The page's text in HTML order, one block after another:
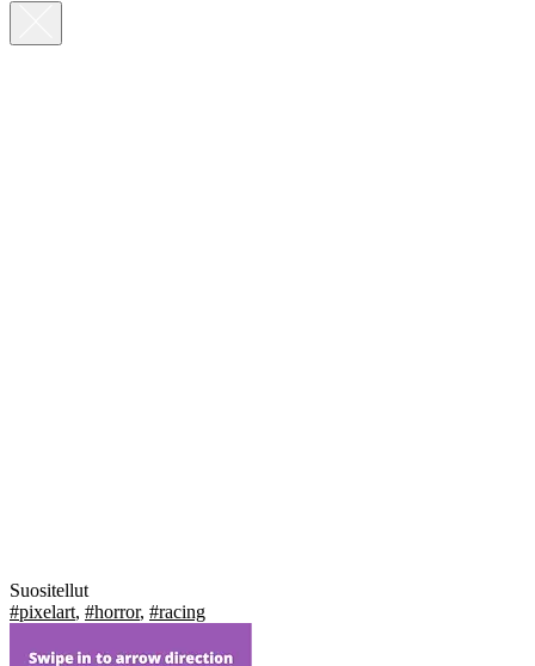
Suositellut
#pixelart, #horror, #racing